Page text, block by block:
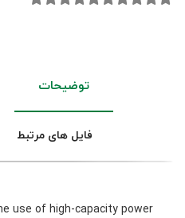
توضیحات
فایل های مرتبط
use of high-capacity power